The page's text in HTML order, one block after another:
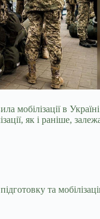
мобілізації в
як і раніше,
та